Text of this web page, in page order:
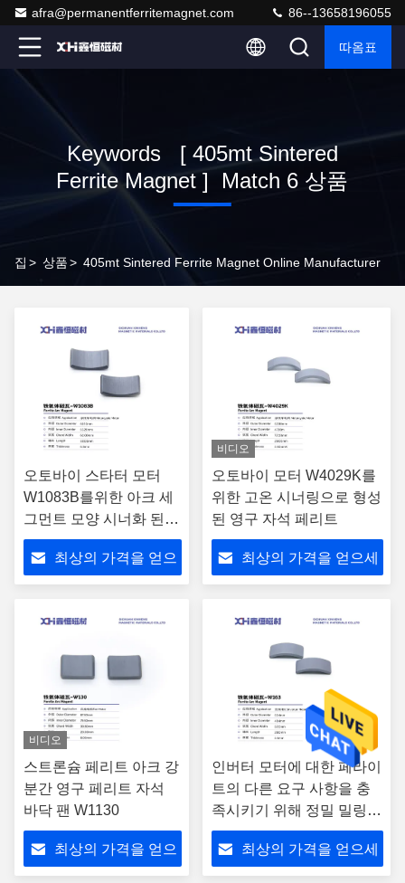
afra@permanentferritemagnet.com 86--13658196055
따옴표
Keywords [ 405mt Sintered
Ferrite Magnet ] Match 6 상품
집 > 상품> 405mt Sintered Ferrite Magnet Online Manufacturer
오토바이 스타터 모터
W1083B를위한 아크 세
그먼트 모양 시너화 된
페리트 자석
최상의 가격을 얻으
비디오
오토바이 모터 W4029K를
위한 고온 시너링으로 형성
된 영구 자석 페리트
최상의 가격을 얻으세
비디오
스트론슘 페리트 아크 강
분간 영구 페리트 자석
바닥 팬 W1130
최상의 가격을 얻으
인버터 모터에 대한 페라이
트의 다른 요구 사항을 충
족시키기 위해 정밀 밀링
처리 W163
최상의 가격을 얻으세